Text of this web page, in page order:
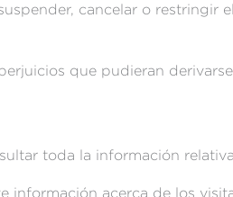
cancelar o
que pudieran
toda la información
información acerca de los